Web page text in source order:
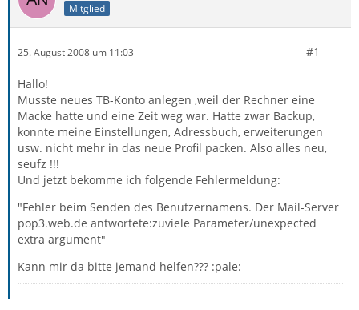
Mitglied
25. August 2008 um 11:03 #1
Hallo!
Musste neues TB-Konto anlegen ,weil der Rechner eine
Macke hatte und eine Zeit weg war. Hatte zwar Backup,
konnte meine Einstellungen, Adressbuch, erweiterungen
usw. nicht mehr in das neue Profil packen. Also alles neu,
seufz !!!
Und jetzt bekomme ich folgende Fehlermeldung:
"Fehler beim Senden des Benutzernamens. Der Mail-Server
pop3.web.de antwortete:zuviele Parameter/unexpected
extra argument"
Kann mir da bitte jemand helfen??? :pale: